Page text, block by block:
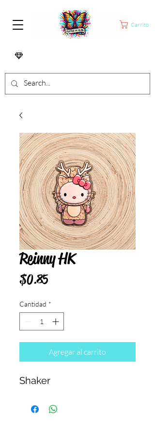
Carrito
Reinny HK
$0.85Precio
Cantidad *
Agregar al carrito
Shaker